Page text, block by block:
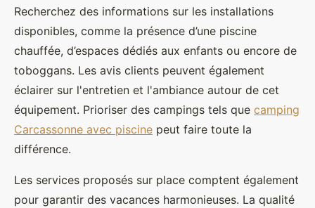
Recherchez des informations sur les installations
disponibles, comme la présence d’une piscine
chauffée, d’espaces dédiés aux enfants ou encore de
toboggans. Les avis clients peuvent également
éclairer sur l'entretien et l'ambiance autour de cet
équipement. Prioriser des campings tels que camping
Carcassonne avec piscine peut faire toute la
différence.
Les services proposés sur place comptent également
pour garantir des vacances harmonieuses. La qualité